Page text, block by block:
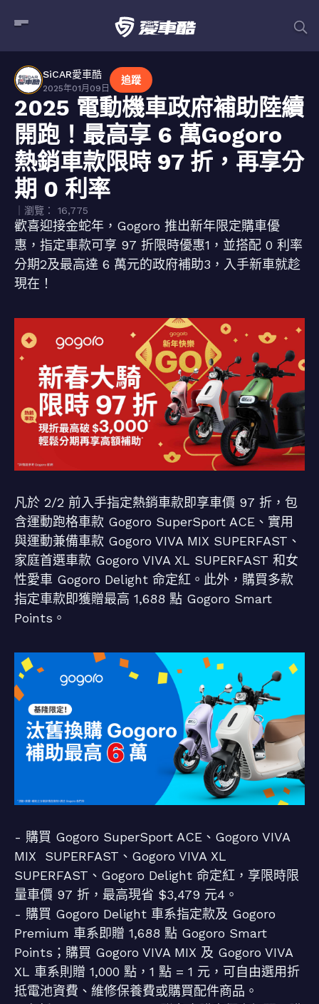
SiCAR愛車酷
2025年01月09日
追蹤
2025 電動機車政府補助陸續
開跑！最高享 6 萬Gogoro
熱銷車款限時 97 折，再享分
期 0 利率
｜瀏覽： 16,775
歡喜迎接金蛇年，Gogoro 推出新年限定購車優
惠，指定車款可享 97 折限時優惠1，並搭配 0 利率
分期2及最高達 6 萬元的政府補助3，入手新車就趁
現在！
凡於 2/2 前入手指定熱銷車款即享車價 97 折，包
含運動跑格車款 Gogoro SuperSport ACE、實用
與運動兼備車款 Gogoro VIVA MIX SUPERFAST、
家庭首選車款 Gogoro VIVA XL SUPERFAST 和女
性愛車 Gogoro Delight 命定紅。此外，購買多款
指定車款即獲贈最高 1,688 點 Gogoro Smart
Points。
- 購買 Gogoro SuperSport ACE、Gogoro VIVA
MIX SUPERFAST、Gogoro VIVA XL
SUPERFAST、Gogoro Delight 命定紅，享限時限
量車價 97 折，最高現省 $3,479 元4。
- 購買 Gogoro Delight 車系指定款及 Gogoro
Premium 車系即贈 1,688 點 Gogoro Smart
Points；購買 Gogoro VIVA MIX 及 Gogoro VIVA
XL 車系則贈 1,000 點，1 點 = 1 元，可自由選用折
抵電池資費、維修保養費或購買配件商品。